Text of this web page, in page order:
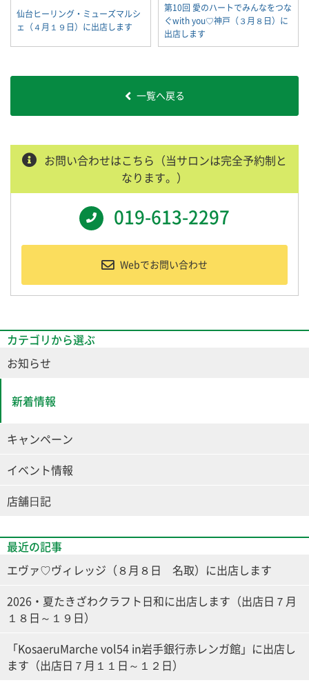
仙台ヒーリング・ミューズマルシ
ェ（４月１９日）に出店します
第10回 愛のハートでみんなをつな
ぐwith you♡神戸（３月８日）に
出店します
一覧へ戻る
お問い合わせはこちら（当サロンは完全予約制と
なります。）
019-613-2297
Webでお問い合わせ
カテゴリから選ぶ
お知らせ
新着情報
キャンペーン
イベント情報
店舗⽇記
最近の記事
エヴァ♡ヴィレッジ（８月８日 名取）に出店します
2026・夏たきざわクラフト日和に出店します（出店日７月
１８日～１９日）
「KosaeruMarche vol54 in岩手銀行赤レンガ館」に出店し
ます（出店日７月１１日～１２日）